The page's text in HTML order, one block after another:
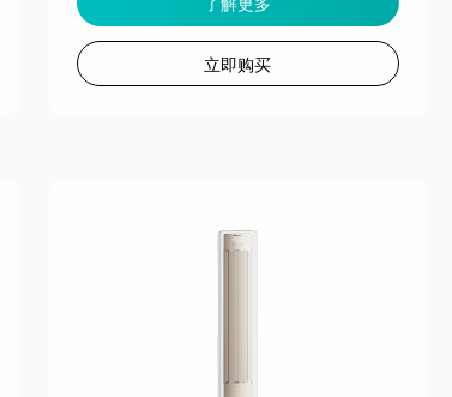
立即购买